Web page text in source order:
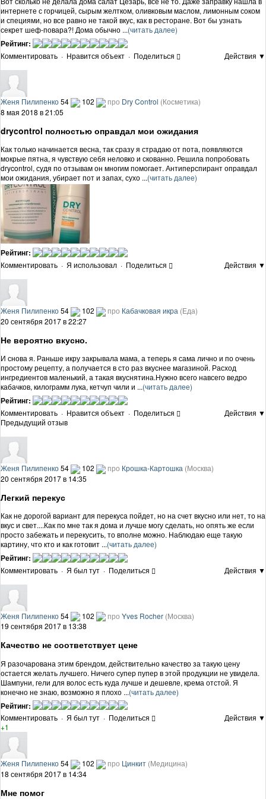
интернете с горчицей, сырым желтком, оливковым маслом, лимонным соком
и специями, но все равно не такой вкус, как в ресторане. Вот бы узнать
секрет шеф-повара?! Дома обычно ...(читать далее)
Рейтинг:
Комментировать · Нравится объект · Поделиться Действия ▼
Женя Пилипенко54 102 про Dry Control (Косметика)
8 мая 2018 в 21:05
drycontrol полностью оправдал мои ожидания
Как только начинается весна, так сразу я страдаю от пота, появляются
мокрые пятна, я чувствую себя неловко и скованно. Решила попробовать
drycontrol, судя по отзывам он многим помогает. Антиперспирант оправдал
мои ожидания, убирает пот и запах, сухо ...(читать далее)
Рейтинг:
Комментировать · Я использовал · Поделиться Действия ▼
Женя Пилипенко54 102 про Кабачковая икра (Еда)
20 сентября 2017 в 22:27
Не вероятно вкусно.
И снова я. Раньше икру закрывала мама, а теперь я сама лично и по очень
простому рецепту, а получается в сто раз вкуснее магазиной. Расход
ингредиентов маленький, а такая вкуснятина.Нужно всего навсего ведро
кабачков, килограмм лука, кетчуп чили и ...(читать далее)
Рейтинг:
Комментировать · Нравится объект · Поделиться
Действия ▼
Предыдущий отзыв
Женя Пилипенко54 102 про Крошка-Картошка (Москва)
20 сентября 2017 в 14:35
Легкий перекус
Как не дорогой вариант для перекуса пойдет, но на счет вкусно или нет, то на
вкус и свет....Как по мне так я дома и лучше могу сделать, но опять же если
просто забежать и перекусить, то вполне можно. Наблюдаю еще такую
картину, что кто и как готовит ...(читать далее)
Рейтинг:
Комментировать · Я был тут · Поделиться Действия ▼
Женя Пилипенко54 102 про Yves Rocher (Москва)
19 сентября 2017 в 13:38
Качество не соответствует цене
Я разочарована этим брендом, действительно качество за такую цену
остается желать лучшего. Ничего супер пупер в этой продукции не увидела.
Шампуни, гели для волос есть куда лучше и дешевле, крема отстой. Я
конечно не знаю, возможно я плохо ...(читать далее)
Рейтинг:
Комментировать · Я был тут · Поделиться
Действия ▼
+1
Женя Пилипенко54 102 про Цинкит (Медицина)
18 сентября 2017 в 14:34
Мне помог